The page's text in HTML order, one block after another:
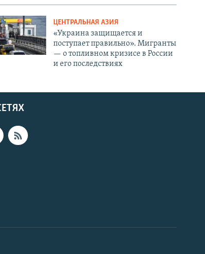
ЦЕНТРАЛЬНАЯ АЗИЯ
«Украина защищается и
поступает правильно». Мигранты
— о топливном кризисе в России
и его последствиях